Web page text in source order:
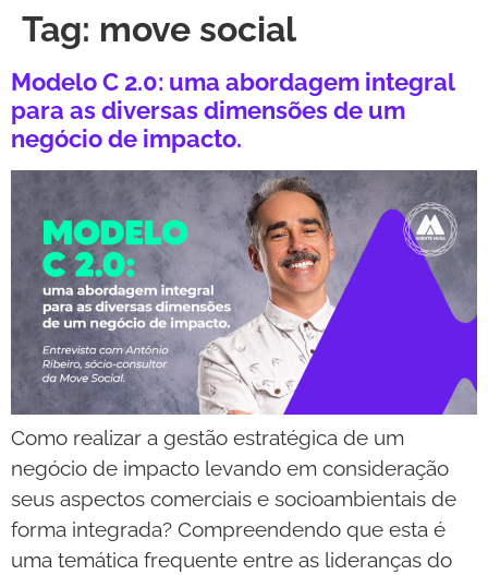
Tag: move social
Modelo C 2.0: uma abordagem integral
para as diversas dimensões de um
negócio de impacto.
Como realizar a gestão estratégica de um
negócio de impacto levando em consideração
seus aspectos comerciais e socioambientais de
forma integrada? Compreendendo que esta é
uma temática frequente entre as lideranças do